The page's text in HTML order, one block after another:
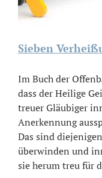
Sieben
Im Buch der
dass der Heilige
treuer Gläubiger
Anerkennung
Das sind
überwinden und
sie herum treu für